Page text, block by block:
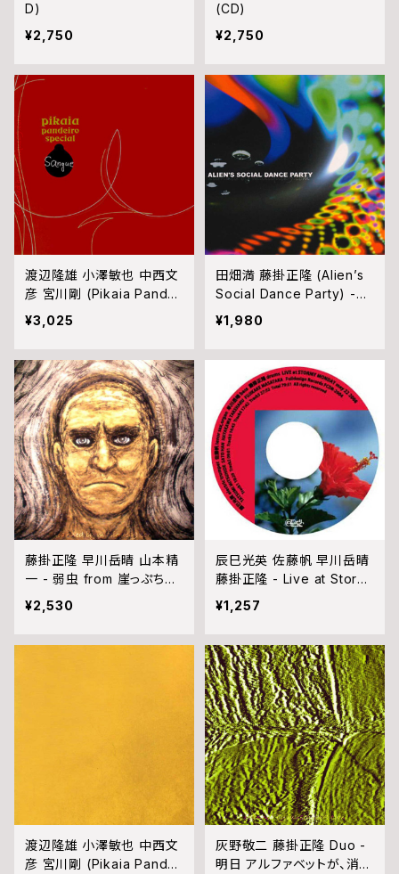
D)
¥2,750
(CD)
¥2,750
渡辺隆雄 小澤敏也 中西文
彦 宮川剛 (Pikaia Pandei
ro Special) - サンギ San
gue (CD)
¥3,025
田畑満 藤掛正隆 (Alien’s
Social Dance Party) -
S/T (CD)
¥1,980
藤掛正隆 早川岳晴 山本精
一 - 弱虫 from 崖っぷちセ
ッション (CD)
¥2,530
辰巳光英 佐藤帆 早川岳晴
藤掛正隆 - Live at Storm
y Monday (CD)
¥1,257
渡辺隆雄 小澤敏也 中西文
彦 宮川剛 (Pikaia Pandei
灰野敬二 藤掛正隆 Duo -
明日 アルファベットが、消え